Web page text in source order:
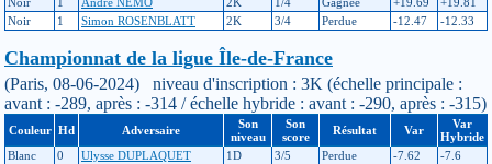
Noir
1 Simon ROSENBLATT 2K 3/4 Perdue -12.47 -12.33
Championnat de la ligue Île-de-France
(Paris, 08-06-2024) niveau d'inscription : 3K (échelle principale :
avant : -289, après : -314 / échelle hybride : avant : -290, après : -315)
Couleur Hd Adversaire
Son
niveau
Son
score
Résultat Var
Var
Hybride
Blanc
0 Ulysse DUPLAQUET 1D 3/5 Perdue -7.62
-7.6